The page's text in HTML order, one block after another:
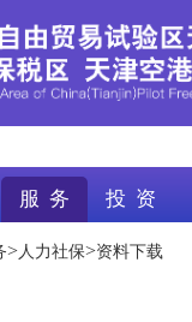
服 务 投 资
> 人力社保>资料下载